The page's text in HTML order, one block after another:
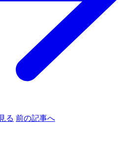
る 前の記事へ